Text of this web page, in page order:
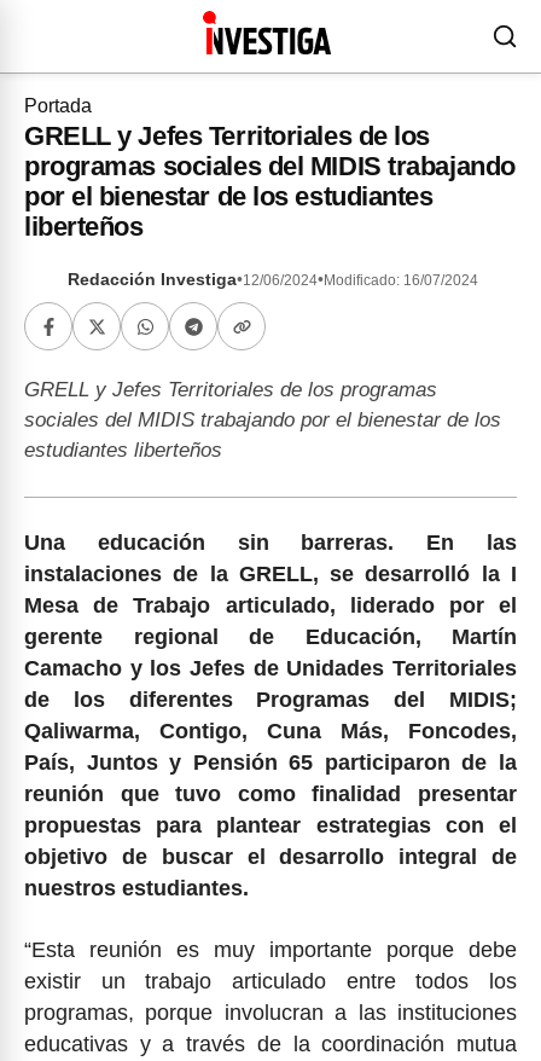
Portada
GRELL y Jefes Territoriales de los
programas sociales del MIDIS trabajando
por el bienestar de los estudiantes
liberteños
Redacción Investiga•12/06/2024•Modificado: 16/07/2024
GRELL y Jefes Territoriales de los programas
sociales del MIDIS trabajando por el bienestar de los
estudiantes liberteños
Una educación sin barreras. En las
instalaciones de la GRELL, se desarrolló la I
Mesa de Trabajo articulado, liderado por el
gerente regional de Educación, Martín
Camacho y los Jefes de Unidades Territoriales
de los diferentes Programas del MIDIS;
Qaliwarma, Contigo, Cuna Más, Foncodes,
País, Juntos y Pensión 65 participaron de la
reunión que tuvo como finalidad presentar
propuestas para plantear estrategias con el
objetivo de buscar el desarrollo integral de
nuestros estudiantes.
“Esta reunión es muy importante porque debe
existir un trabajo articulado entre todos los
programas, porque involucran a las instituciones
educativas y a través de la coordinación mutua